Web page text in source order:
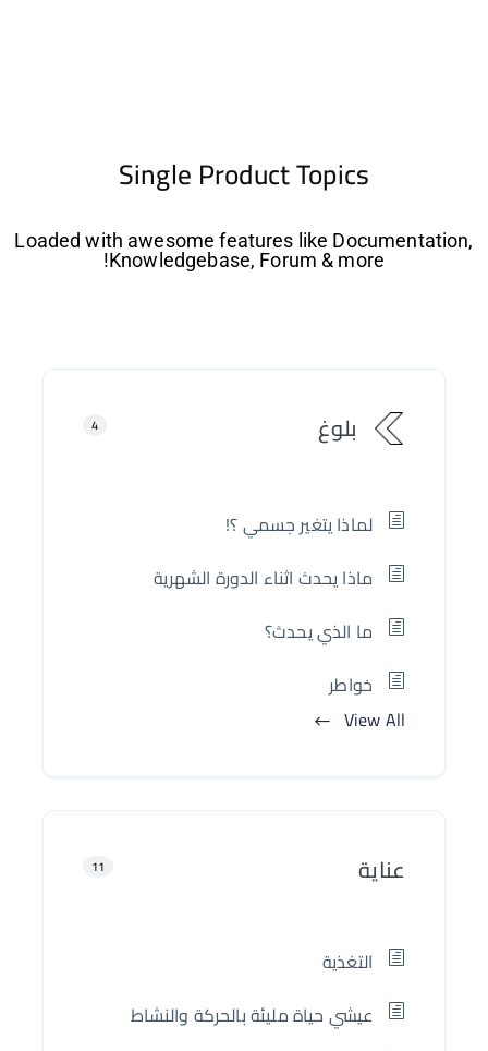
Single Product Topics
Loaded with awesome features like Documentation,
Knowledgebase, Forum & more!
بلوغ 4
لماذا يتغير جسمي ؟!
ماذا يحدث اثناء الدورة الشهرية
ما الذي يحدث؟
خواطر
View All
عناية 11
التغذية
عيشي حياة مليئة بالحركة والنشاط